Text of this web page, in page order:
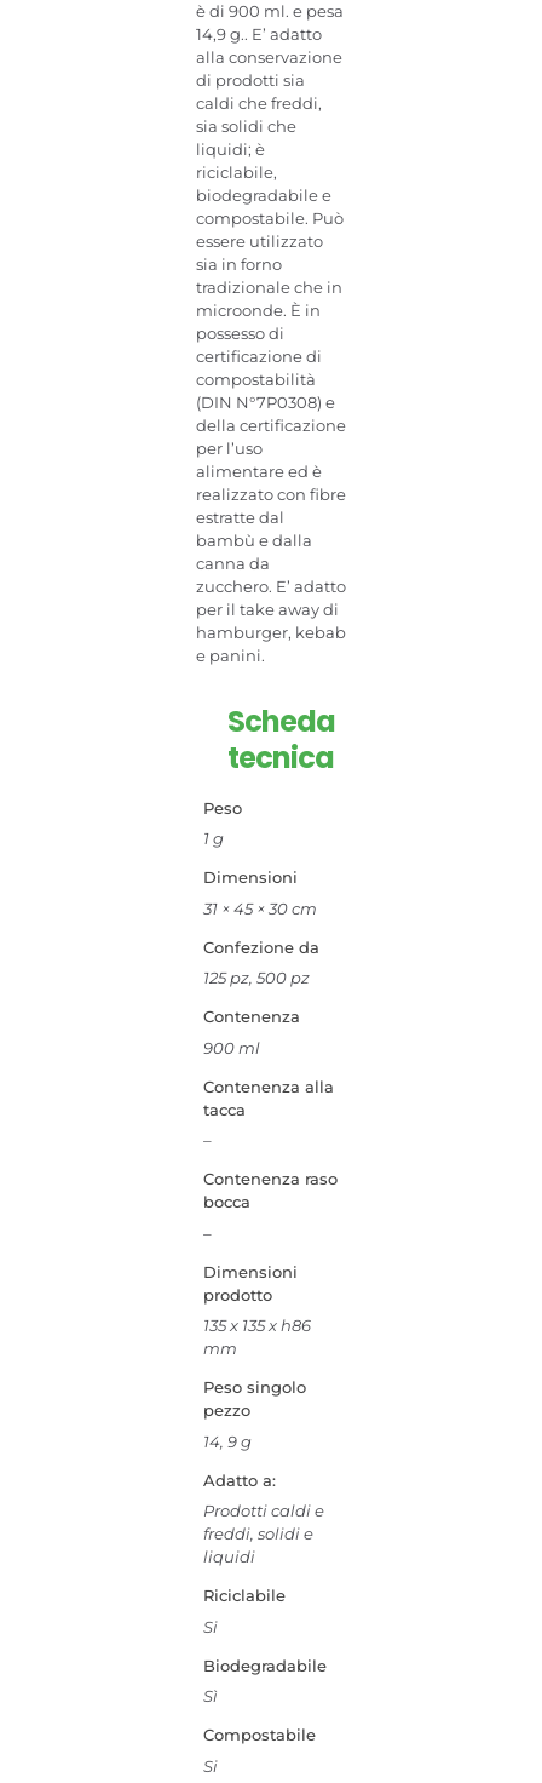
è di 900 ml. e pesa
14,9 g.. E’ adatto
alla conservazione
di prodotti sia
caldi che freddi,
sia solidi che
liquidi; è
riciclabile,
biodegradabile e
compostabile. Può
essere utilizzato
sia in forno
tradizionale che in
microonde. È in
possesso di
certificazione di
compostabilità
(DIN N°7P0308) e
della certificazione
per l’uso
alimentare ed è
realizzato con fibre
estratte dal
bambù e dalla
canna da
zucchero. E’ adatto
per il take away di
hamburger, kebab
e panini.
Scheda
tecnica
Peso
1 g
Dimensioni
31 × 45 × 30 cm
Confezione da
125 pz, 500 pz
Contenenza
900 ml
Contenenza alla
tacca
–
Contenenza raso
bocca
–
Dimensioni
prodotto
135 x 135 x h86
mm
Peso singolo
pezzo
14, 9 g
Adatto a:
Prodotti caldi e
freddi, solidi e
liquidi
Riciclabile
Si
Biodegradabile
Sì
Compostabile
Si